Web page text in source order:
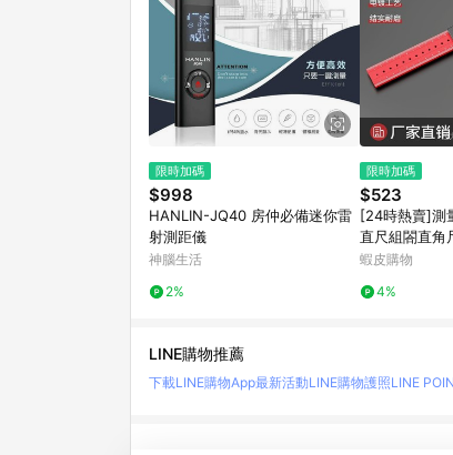
限時加碼
$998
HANLIN-JQ40 房仲必備迷你雷
射測距儀
神腦生活
2%
限時加碼
$523
[24時熱賣]測
直尺組閤直角
閤金組閤角度
蝦皮購物
4%
LINE購物推薦
下載LINE購物App最新活動LINE購物護照LINE